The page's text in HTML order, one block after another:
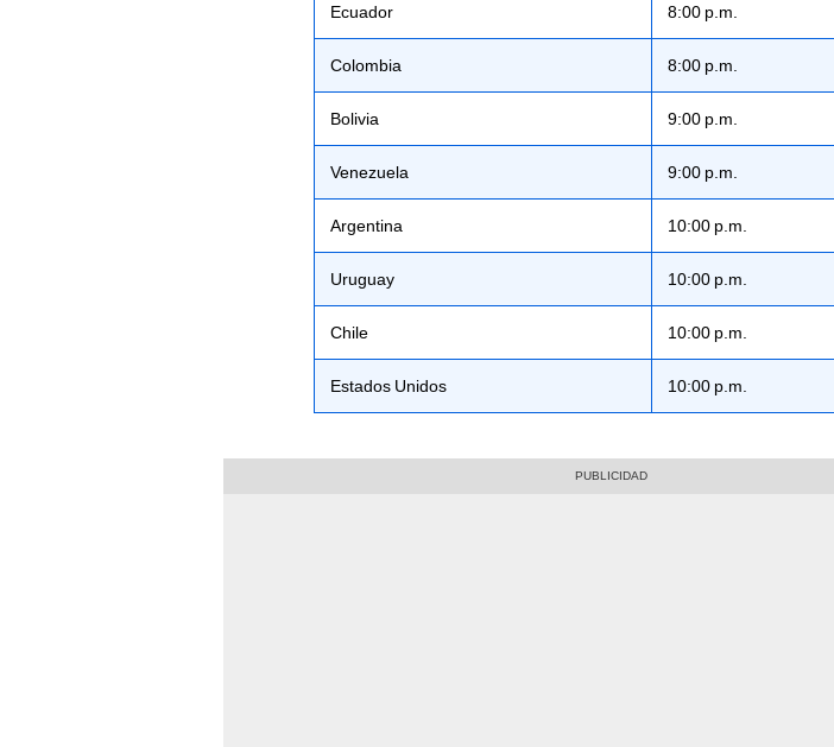
Ecuador 8:00 p.m.
Colombia 8:00 p.m.
Bolivia 9:00 p.m.
Venezuela 9:00 p.m.
Argentina 10:00 p.m.
Uruguay 10:00 p.m.
Chile 10:00 p.m.
Estados Unidos 10:00 p.m.